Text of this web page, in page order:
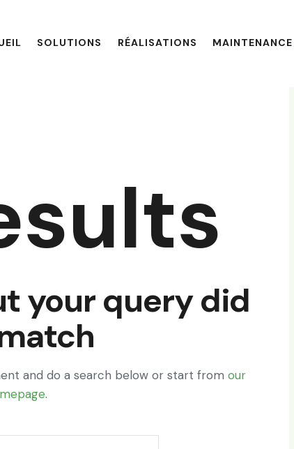
SOLUTIONS RÉALISATIONS MAINTENANCE
your query did
and do a search below or start from our
.